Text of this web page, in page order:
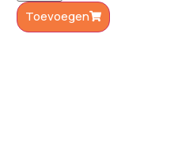
Toevoegen